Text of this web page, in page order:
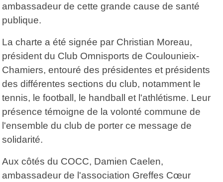
ambassadeur de cette grande cause de santé
publique.
La charte a été signée par Christian Moreau,
président du Club Omnisports de Coulounieix-
Chamiers, entouré des présidentes et présidents
des différentes sections du club, notamment le
tennis, le football, le handball et l'athlétisme. Leur
présence témoigne de la volonté commune de
l'ensemble du club de porter ce message de
solidarité.
Aux côtés du COCC, Damien Caelen,
ambassadeur de l'association Greffes Cœur